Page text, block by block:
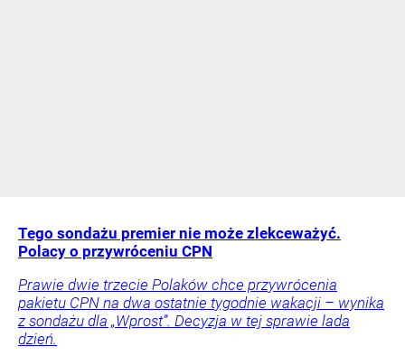
Tego sondażu premier nie może zlekceważyć.
Polacy o przywróceniu CPN
Prawie dwie trzecie Polaków chce przywrócenia
pakietu CPN na dwa ostatnie tygodnie wakacji – wynika
z sondażu dla „Wprost”. Decyzja w tej sprawie lada
dzień.